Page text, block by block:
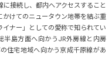
接続し、都内へアクセスすること
けてのニュータウン地帯を結ぶ重
ナー」としての愛称で知られてい
半島方面へ向かうJR外房線と内房
住宅地域へ向かう京成千原線があ